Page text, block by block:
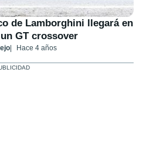
de Lamborghini llegará en
GT crossover
Hace 4 años